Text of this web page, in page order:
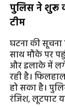
पुलिस ने शुरू
टीम
घटना की
साथ मौके पर
और इलाके में
रही है।
हो सका है।
रंजिश, लूटपाट